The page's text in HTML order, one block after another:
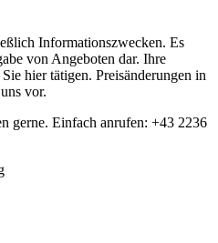
Informationszwecken. Es
von Angeboten dar. Ihre
hier tätigen. Preisänderungen in
vor.
gerne. Einfach anrufen: +43 2236